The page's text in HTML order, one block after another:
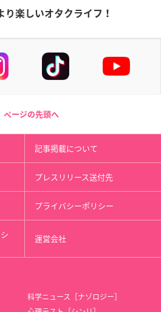
り楽しいオタクライフ！
ページの先頭へ
記事掲載について
プレスリリース送付先
プライバシーポリシー
運営会社
科学ニュース［ナゾロジー］